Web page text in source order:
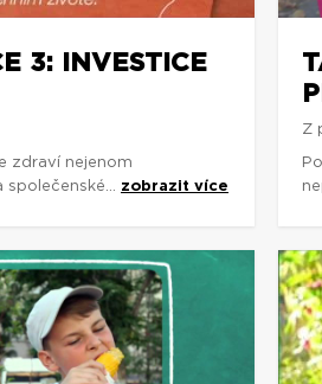
3: INVESTICE
zdraví nejenom
zobrazit více
Z